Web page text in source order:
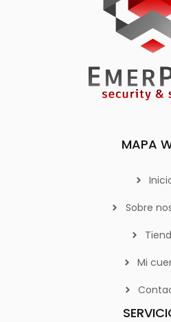
MAPA
Sobre
Mi